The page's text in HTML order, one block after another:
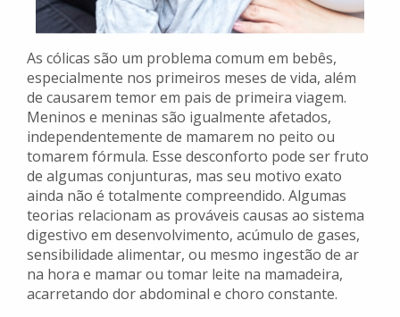
As cólicas são um problema comum em bebês,
especialmente nos primeiros meses de vida, além
de causarem temor em pais de primeira viagem.
Meninos e meninas são igualmente afetados,
independentemente de mamarem no peito ou
tomarem fórmula. Esse desconforto pode ser fruto
de algumas conjunturas, mas seu motivo exato
ainda não é totalmente compreendido. Algumas
teorias relacionam as prováveis causas ao sistema
digestivo em desenvolvimento, acúmulo de gases,
sensibilidade alimentar, ou mesmo ingestão de ar
na hora e mamar ou tomar leite na mamadeira,
acarretando dor abdominal e choro constante.